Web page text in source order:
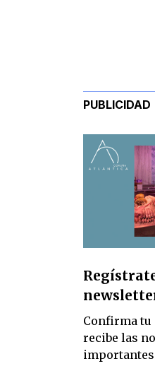
PUBLICIDAD
Confirma
recibe las
importantes